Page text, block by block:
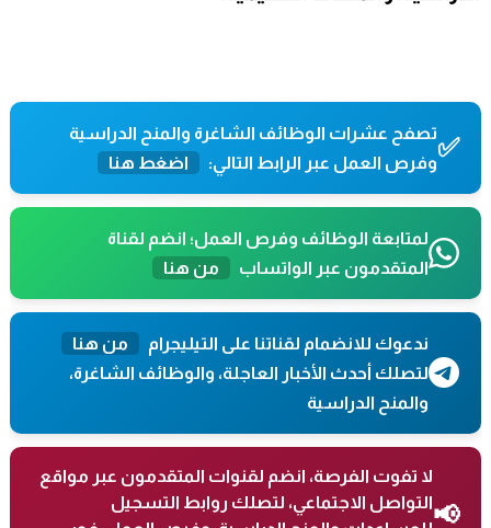
✅تصفح عشرات الوظائف الشاغرة والمنح الدراسية
وفرص العمل عبر الرابط التالي:
اضغط هنا
لمتابعة الوظائف وفرص العمل؛ انضم لقناة
المتقدمون عبر الواتساب
من هنا
ندعوك للانضمام لقناتنا على التيليجرام
من هنا
لتصلك أحدث الأخبار العاجلة، والوظائف الشاغرة،
والمنح الدراسية
📢
لا تفوت الفرصة، انضم لقنوات المتقدمون عبر مواقع
التواصل الاجتماعي، لتصلك روابط التسجيل